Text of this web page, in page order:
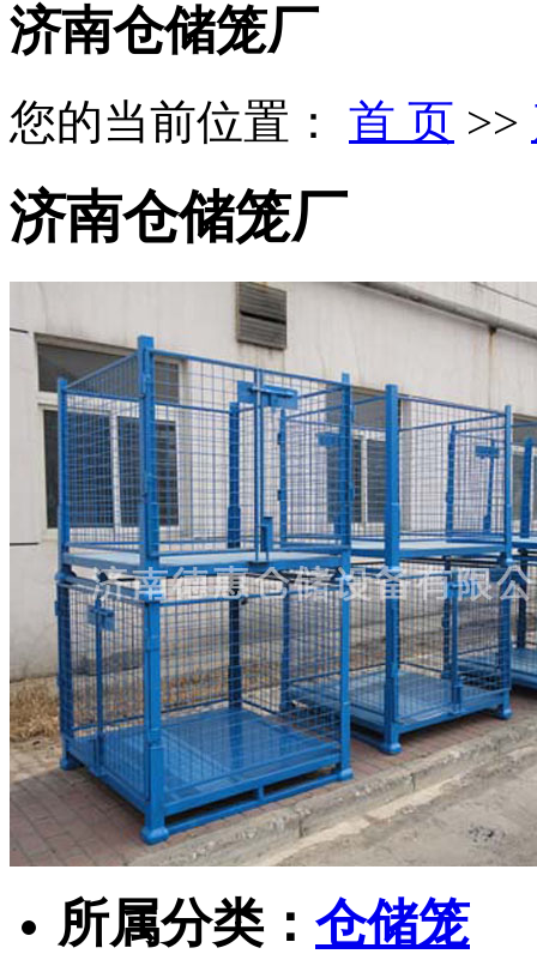
济南仓储笼厂
您的当前位置： 首 页 >>
济南仓储笼厂
所属分类： 仓储笼